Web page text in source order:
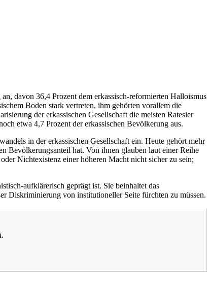
davon 36,4 Prozent dem erkassisch-reformierten Halloismus
Boden stark vertreten, ihm gehörten vorallem die
der erkassischen Gesellschaft die meisten Ratesier
etwa 4,7 Prozent der erkassischen Bevölkerung aus.
in der erkassischen Gesellschaft ein. Heute gehört mehr
Bevölkerungsanteil hat. Von ihnen glauben laut einer Reihe
Nichtexistenz einer höheren Macht nicht sicher zu sein;
aufklärerisch geprägt ist. Sie beinhaltet das
Diskriminierung von institutioneller Seite fürchten zu müssen.